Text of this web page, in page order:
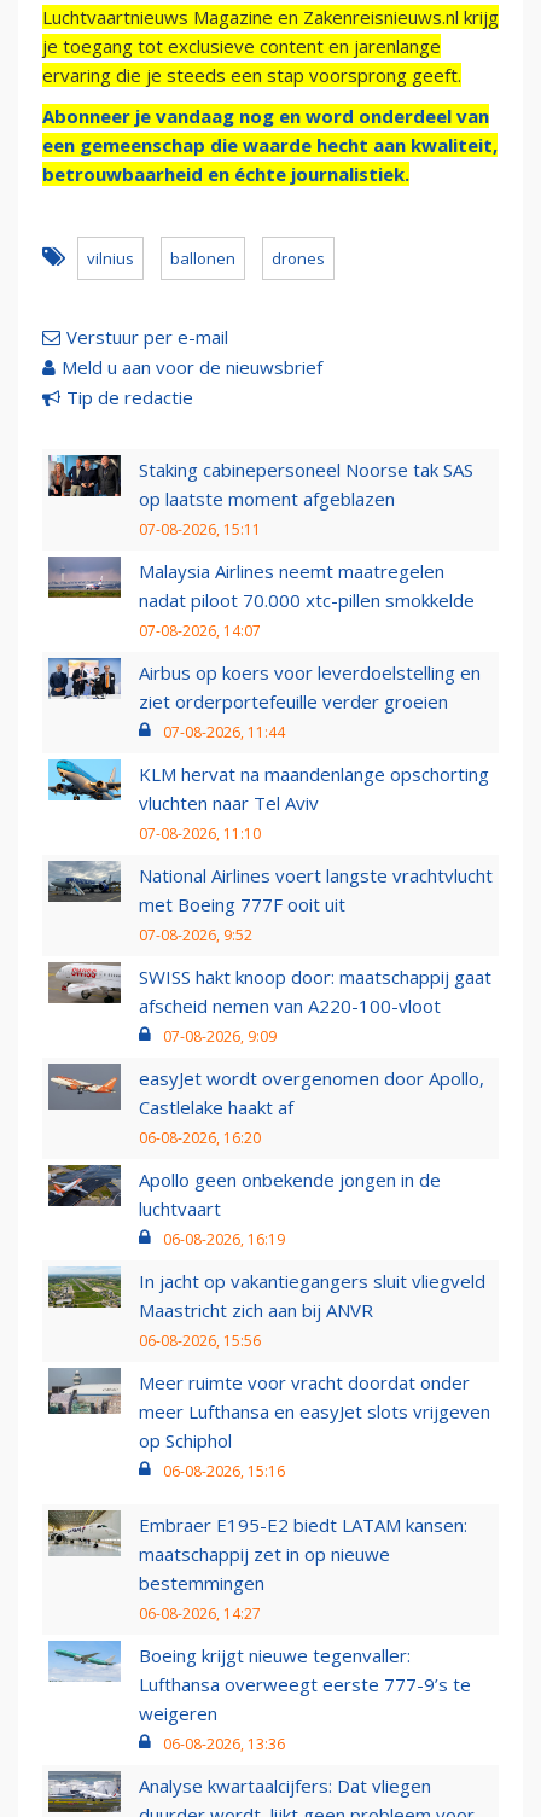
Luchtvaartnieuws Magazine en Zakenreisnieuws.nl krijg
je toegang tot exclusieve content en jarenlange
ervaring die je steeds een stap voorsprong geeft.
Abonneer je vandaag nog en word onderdeel van
een gemeenschap die waarde hecht aan kwaliteit,
betrouwbaarheid en échte journalistiek.
vilnius ballonen drones
Verstuur per e-mail
Meld u aan voor de nieuwsbrief
Tip de redactie
Staking cabinepersoneel Noorse tak SAS
op laatste moment afgeblazen
07-08-2026, 15:11
Malaysia Airlines neemt maatregelen
nadat piloot 70.000 xtc-pillen smokkelde
07-08-2026, 14:07
Airbus op koers voor leverdoelstelling en
ziet orderportefeuille verder groeien
07-08-2026, 11:44
KLM hervat na maandenlange opschorting
vluchten naar Tel Aviv
07-08-2026, 11:10
National Airlines voert langste vrachtvlucht
met Boeing 777F ooit uit
07-08-2026, 9:52
SWISS hakt knoop door: maatschappij gaat
afscheid nemen van A220-100-vloot
07-08-2026, 9:09
easyJet wordt overgenomen door Apollo,
Castlelake haakt af
06-08-2026, 16:20
Apollo geen onbekende jongen in de
luchtvaart
06-08-2026, 16:19
In jacht op vakantiegangers sluit vliegveld
Maastricht zich aan bij ANVR
06-08-2026, 15:56
Meer ruimte voor vracht doordat onder
meer Lufthansa en easyJet slots vrijgeven
op Schiphol
06-08-2026, 15:16
Embraer E195-E2 biedt LATAM kansen:
maatschappij zet in op nieuwe
bestemmingen
06-08-2026, 14:27
Boeing krijgt nieuwe tegenvaller:
Lufthansa overweegt eerste 777-9’s te
weigeren
06-08-2026, 13:36
Analyse kwartaalcijfers: Dat vliegen